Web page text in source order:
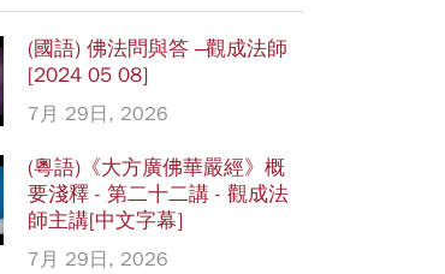
(國語) 佛法問與答 –觀成法師
[2024 05 08]
7月 29日, 2026
(粵語)《大方廣佛華嚴經》概
要淺釋 - 第二十二講 - 觀成法
師主講[中文字幕]
7月 29日, 2026